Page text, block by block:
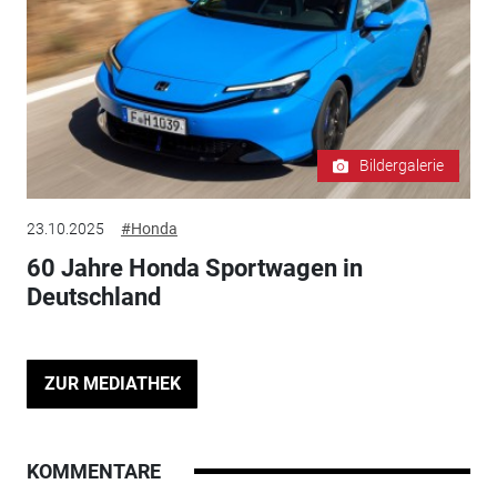
Bildergalerie
23.10.2025 #Honda
60 Jahre Honda Sportwagen in
Deutschland
ZUR MEDIATHEK
KOMMENTARE